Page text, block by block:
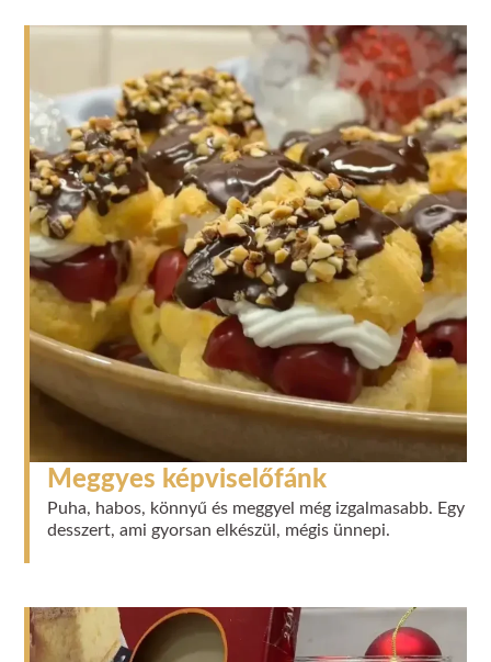
Meggyes képviselőfánk
Puha, habos, könnyű és meggyel még izgalmasabb. Egy
desszert, ami gyorsan elkészül, mégis ünnepi.